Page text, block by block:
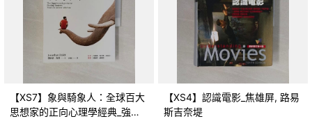
【XS7】象與騎象人：全球百大
思想家的正向心理學經典_強納
【XS4】認識電影_焦雄屏, 路易
斯吉奈堤